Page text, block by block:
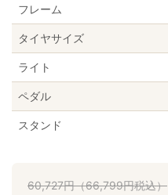
フレーム
タイヤサイズ
ライト
ペダル
スタンド
60,727円（66,799円税込）